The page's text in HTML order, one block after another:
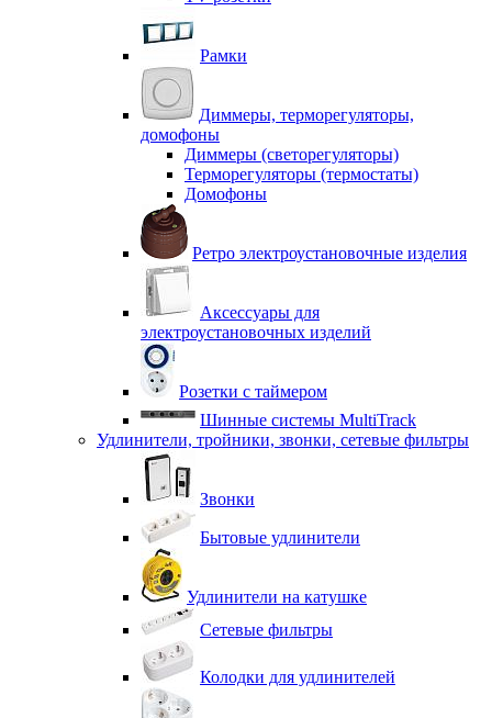
Рамки
Диммеры, терморегуляторы,
домофоны
Диммеры (светорегуляторы)
Терморегуляторы (термостаты)
Домофоны
Ретро электроустановочные изделия
Аксессуары для
электроустановочных изделий
Розетки с таймером
Шинные системы MultiTrack
Удлинители, тройники, звонки, сетевые фильтры
Звонки
Бытовые удлинители
Удлинители на катушке
Сетевые фильтры
Колодки для удлинителей